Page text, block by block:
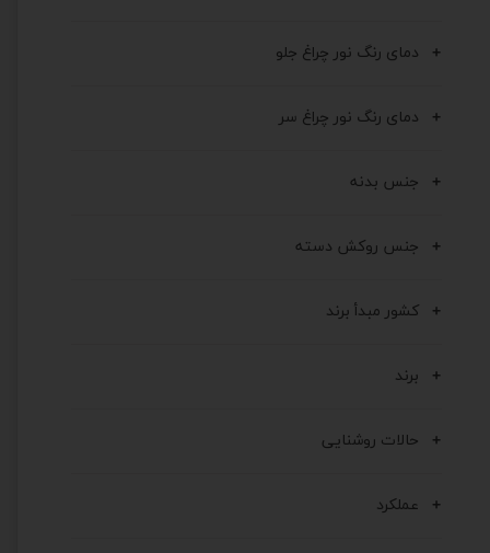
دمای رنگ نور چراغ جلو
دمای رنگ نور چراغ سر
جنس بدنه
جنس روکش دسته
کشور مبدأ برند
برند
حالات روشنایی
عملکرد